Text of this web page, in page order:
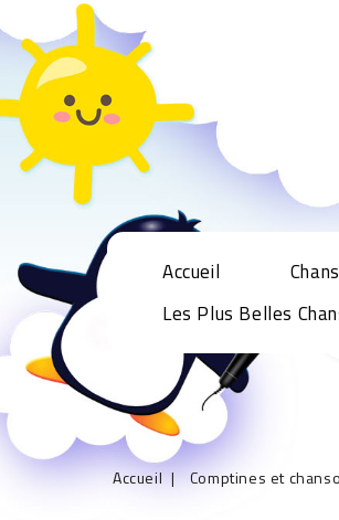
Accueil
Les Plus Belles
Accueil Comptines et